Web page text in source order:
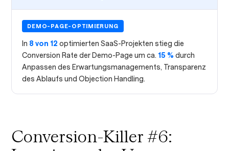
DEMO-PAGE-OPTIMIERUNG
In 8 von 12 optimierten SaaS-Projekten stieg die
Conversion Rate der Demo-Page um ca. 15 % durch
Anpassen des Erwartungsmanagements, Transparenz
des Ablaufs und Objection Handling.
Conversion-Killer #6: